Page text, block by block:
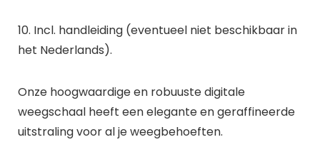
10. Incl. handleiding (eventueel niet beschikbaar in
het Nederlands).
Onze hoogwaardige en robuuste digitale
weegschaal heeft een elegante en geraffineerde
uitstraling voor al je weegbehoeften.